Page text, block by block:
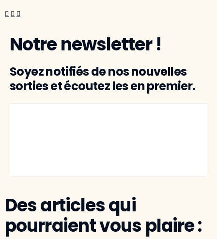
Notre newsletter !
Soyez notifiés de nos nouvelles
sorties et écoutez les en premier.
Des articles qui
pourraient vous plaire :